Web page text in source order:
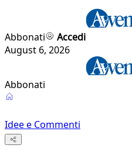
Abbonati
Accedi
August 6, 2026
Abbonati
Idee e Commenti